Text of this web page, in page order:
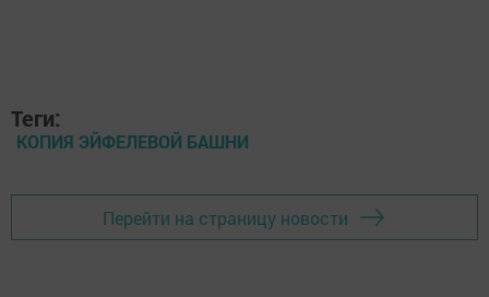
Теги:
КОПИЯ ЭЙФЕЛЕВОЙ БАШНИ
Перейти на страницу новости